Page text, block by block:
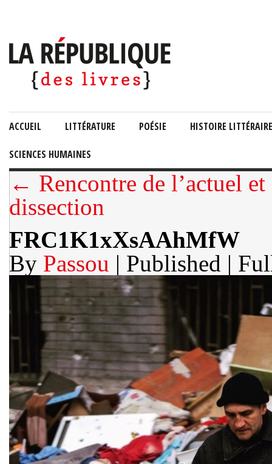
ACCUEIL LITTÉRATURE POÉSIE HISTOIRE LITTÉRAIRE
SCIENCES HUMAINES
← Rencontre de l’actuel
dissection
FRC1K1xXsAAhMfW
By Passou | Published |